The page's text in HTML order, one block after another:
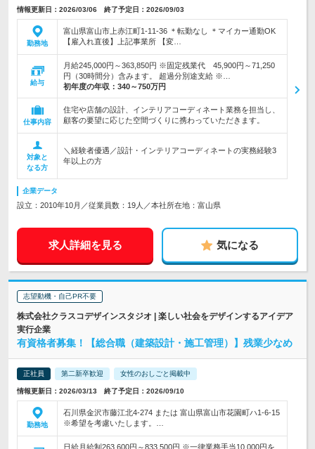
情報更新日：2026/03/06 終了予定日：2026/09/03
勤務地
富山県富山市上赤江町1-11-36 ＊転勤なし ＊マイカー通勤OK
【雇入れ直後】上記事業所 【変…
給与
月給245,000円～363,850円 ※固定残業代 45,900円～71,250
円（30時間分）含みます。 超過分別途支給 ※…
初年度の年収： 340～750万円
仕事内容
住宅や店舗の設計、インテリアコーディネート業務を担当し、
顧客の要望に応じた空間づくりに携わっていただきます。
対象と
なる方
＼経験者優遇／設計・インテリアコーディネートの実務経験3
年以上の方
企業データ
設立：2010年10月／従業員数：19人／本社所在地：富山県
求人詳細を見る 気になる
志望動機・自己PR不要
株式会社クラスコデザインスタジオ | 楽しい社会をデザインするアイデア
実行企業
有資格者募集！【総合職（建築設計・施工管理）】残業少なめ
正社員 第二新卒歓迎 女性のおしごと掲載中
情報更新日：2026/03/13 終了予定日：2026/09/10
勤務地
石川県金沢市藤江北4-274 または 富山県富山市花園町ハ1-6-15
※希望を考慮いたします。…
日給月給制263,600円～833,500円 ※一律業務手当10,000円を